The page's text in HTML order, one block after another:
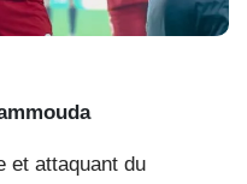
et attaquant du